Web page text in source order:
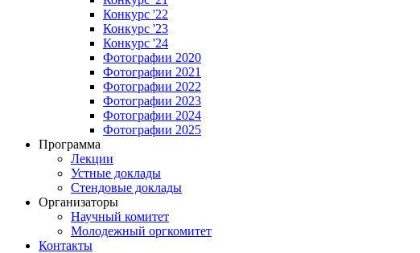
Конкурс '22
Конкурс '23
Конкурс '24
Фотографии 2020
Фотографии 2021
Фотографии 2022
Фотографии 2023
Фотографии 2024
Фотографии 2025
Программа
Лекции
Устные доклады
Стендовые доклады
Организаторы
Научный комитет
Молодежный оргкомитет
Контакты